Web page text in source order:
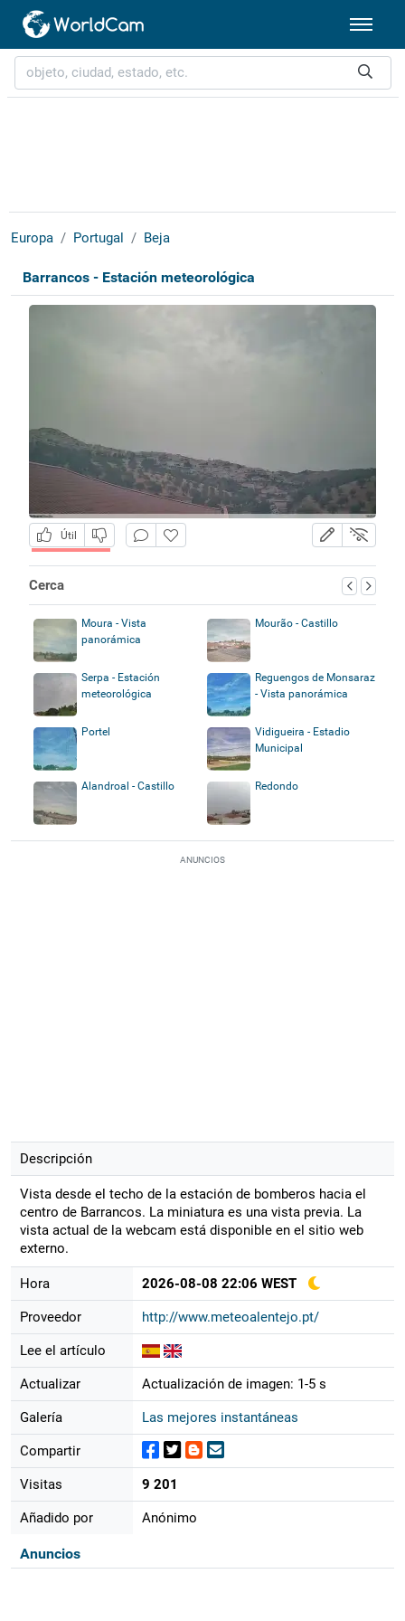
Europa Portugal Beja
Barrancos - Estación meteorológica
Útil
Cerca
Moura - Vista
panorámica
Mourão - Castillo
Serpa - Estación
meteorológica
Reguengos de Monsaraz
- Vista panorámica
Portel
Vidigueira - Estadio
Municipal
Alandroal - Castillo Redondo
ANUNCIOS
Descripción
Vista desde el techo de la estación de bomberos hacia el
centro de Barrancos. La miniatura es una vista previa. La
vista actual de la webcam está disponible en el sitio web
externo.
Hora 2026-08-08 22:06 WEST
Proveedor http://www.meteoalentejo.pt/
Lee el artículo
Actualizar Actualización de imagen: 1-5 s
Galería Las mejores instantáneas
Compartir
Visitas 9 201
Añadido por Anónimo
Anuncios